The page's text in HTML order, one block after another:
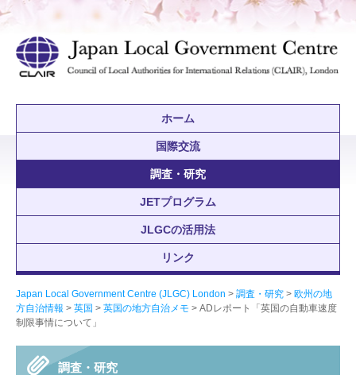
ホーム
国際交流
調査・研究
JETプログラム
JLGCの活用法
リンク
Japan Local Government Centre (JLGC) London > 調査・研究 > 欧州の地
方自治情報 > 英国 > 英国の地方自治メモ > ADレポート「英国の自動車速度
制限事情について」
調査・研究